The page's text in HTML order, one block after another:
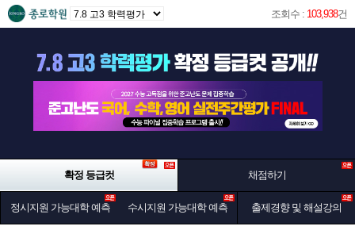
조회수 : 103,938건
확정 등급컷 채점하기
정시지원 가능대학 예측 수시지원 가능대학 예측 출제경향 및 해설강의